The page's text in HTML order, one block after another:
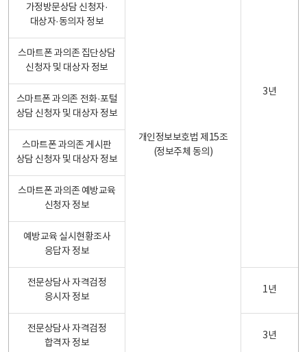
개인정보보호법 제15조
(정보주체 동의)
3년
가정방문상담 신청자·
대상자·동의자 정보
스마트폰 과의존 집단상담
신청자 및 대상자 정보
스마트폰 과의존 전화·포털
상담 신청자 및 대상자 정보
스마트폰 과의존 게시판
상담 신청자 및 대상자 정보
스마트폰 과의존 예방교육
신청자 정보
예방교육 실시현황조사
응답자 정보
전문상담사 자격검정
응시자 정보
1년
전문상담사 자격검정
합격자 정보
3년